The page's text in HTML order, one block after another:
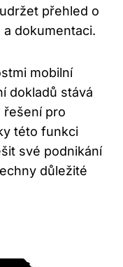
přehled o
dokumentaci.
mobilní
dokladů stává
řešení pro
této funkci
své podnikání
důležité